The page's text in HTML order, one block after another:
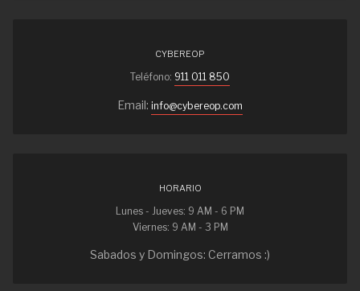
CYBEREOP
Teléfono: 911 011 850
Email: info@cybereop.com
HORARIO
Lunes - Jueves: 9 AM - 6 PM
Viernes: 9 AM - 3 PM
Sabados y Domingos: Cerramos :)